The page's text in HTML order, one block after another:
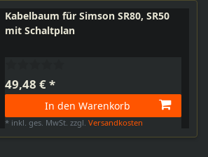
Kabelbaum für Simson SR80, SR50
mit Schaltplan
49,48 € *
In den Warenkorb
* inkl. ges. MwSt. zzgl.Versandkosten